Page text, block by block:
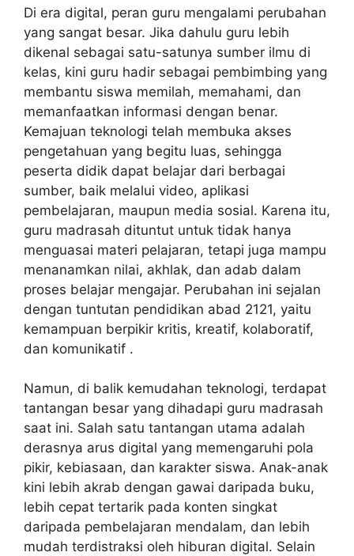
Di era digital, peran guru mengalami perubahan
yang sangat besar. Jika dahulu guru lebih
dikenal sebagai satu-satunya sumber ilmu di
kelas, kini guru hadir sebagai pembimbing yang
membantu siswa memilah, memahami, dan
memanfaatkan informasi dengan benar.
Kemajuan teknologi telah membuka akses
pengetahuan yang begitu luas, sehingga
peserta didik dapat belajar dari berbagai
sumber, baik melalui video, aplikasi
pembelajaran, maupun media sosial. Karena itu,
guru madrasah dituntut untuk tidak hanya
menguasai materi pelajaran, tetapi juga mampu
menanamkan nilai, akhlak, dan adab dalam
proses belajar mengajar. Perubahan ini sejalan
dengan tuntutan pendidikan abad 2121, yaitu
kemampuan berpikir kritis, kreatif, kolaboratif,
dan komunikatif .
Namun, di balik kemudahan teknologi, terdapat
tantangan besar yang dihadapi guru madrasah
saat ini. Salah satu tantangan utama adalah
derasnya arus digital yang memengaruhi pola
pikir, kebiasaan, dan karakter siswa. Anak-anak
kini lebih akrab dengan gawai daripada buku,
lebih cepat tertarik pada konten singkat
daripada pembelajaran mendalam, dan lebih
mudah terdistraksi oleh hiburan digital. Selain